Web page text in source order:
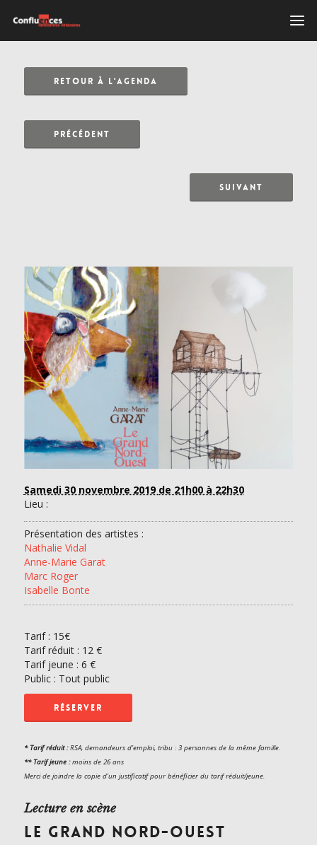
RETOUR À L'AGENDA
PRÉCÉDENT
SUIVANT
Samedi 30 novembre 2019 de 21h00 à 22h30
Lieu :
Présentation des artistes :
Nathalie Vidal
Anne-Marie Garat
Marc Roger
Isabelle Bonte
Tarif : 15€
Tarif réduit : 12 €
Tarif jeune : 6 €
Public : Tout public
RÉSERVER
* Tarif réduit :RSA, demandeurs d’emploi, tribu : 3 personnes de la même famille.
** Tarif jeune :moins de 26 ans
Merci de joindre la copie d’un justificatif pour bénéficier du tarif réduit/jeune.
Lecture en scène
LE GRAND NORD-OUEST